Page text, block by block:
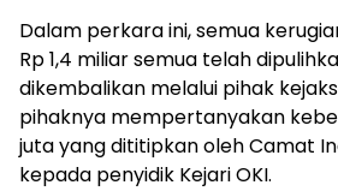
Dalam perkara ini, semua
Rp 1,4 miliar semua telah
dikembalikan melalui pihak
pihaknya mempertanyakan
juta yang dititipkan oleh Camat
kepada penyidik Kejari OKI.